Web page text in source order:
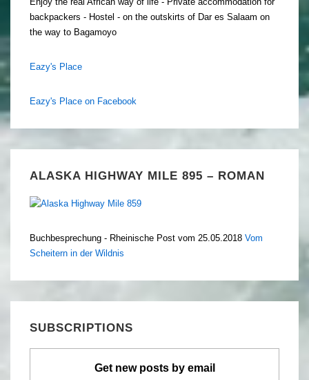
backpackers - Hostel - on the outskirts of Dar es Salaam on
the way to Bagamoyo
Eazy's Place
Eazy's Place on Facebook
ALASKA HIGHWAY MILE 895 – ROMAN
Buchbesprechung - Rheinische Post vom 25.05.2018 Vom
Scheitern in der Wildnis
SUBSCRIPTIONS
Get new posts by email